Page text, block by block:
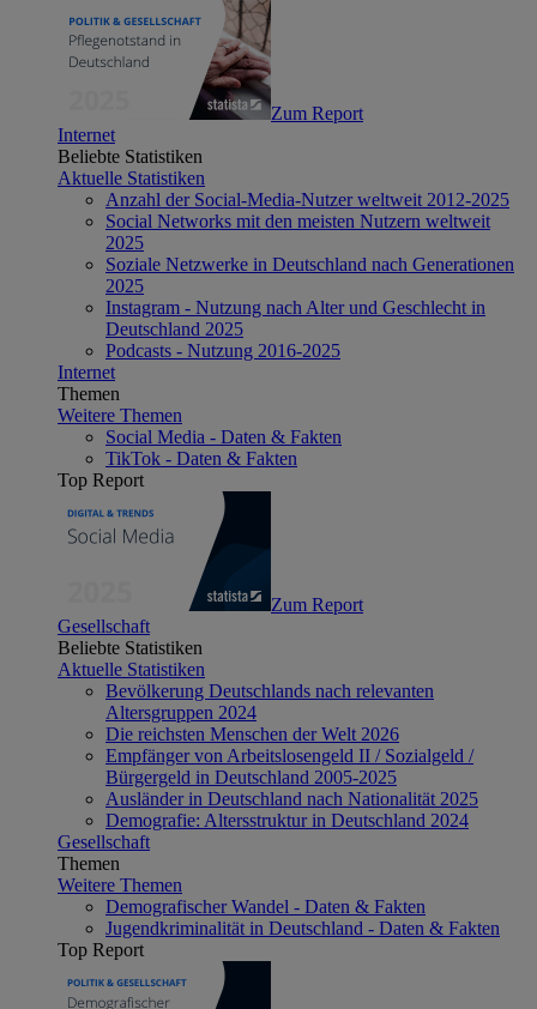
Zum Report
Internet
Beliebte Statistiken
Aktuelle Statistiken
Anzahl der Social-Media-Nutzer weltweit 2012-2025
Social Networks mit den meisten Nutzern weltweit
2025
Soziale Netzwerke in Deutschland nach Generationen
2025
Instagram - Nutzung nach Alter und Geschlecht in
Deutschland 2025
Podcasts - Nutzung 2016-2025
Internet
Themen
Weitere Themen
Social Media - Daten & Fakten
TikTok - Daten & Fakten
Top Report
Zum Report
Gesellschaft
Beliebte Statistiken
Aktuelle Statistiken
Bevölkerung Deutschlands nach relevanten
Altersgruppen 2024
Die reichsten Menschen der Welt 2026
Empfänger von Arbeitslosengeld II / Sozialgeld /
Bürgergeld in Deutschland 2005-2025
Ausländer in Deutschland nach Nationalität 2025
Demografie: Altersstruktur in Deutschland 2024
Gesellschaft
Themen
Weitere Themen
Demografischer Wandel - Daten & Fakten
Jugendkriminalität in Deutschland - Daten & Fakten
Top Report